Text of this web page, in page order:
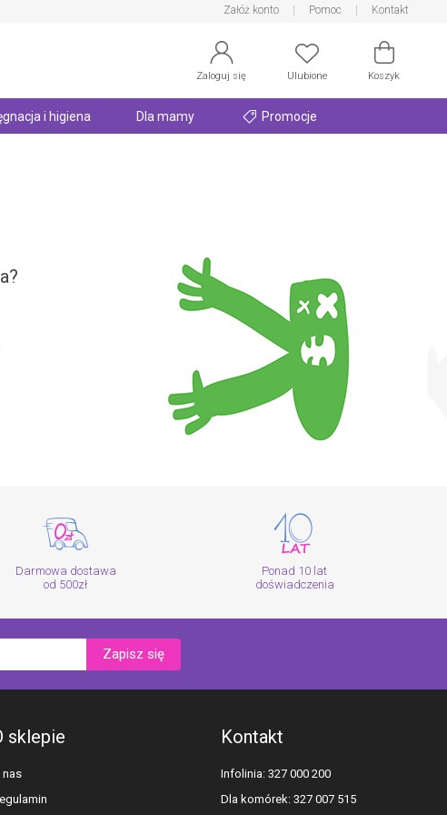
Załóż konto Pomoc Kontakt
Zaloguj się Ulubione Koszyk
i higiena Dla mamy Promocje
Darmowa dostawa
od 500zł
Ponad 10 lat
doświadczenia
Zapisz się
sklepie
nas
Kontakt
Infolinia: 327 000 200
Dla komórek: 327 007 515